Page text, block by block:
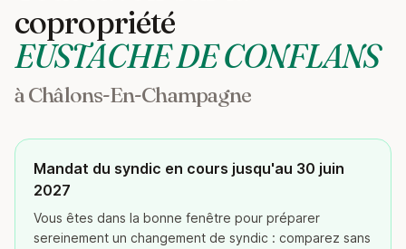
copropriété
EUSTACHE DE CONFLANS
à Châlons-En-Champagne
Mandat du syndic en cours jusqu'au 30 juin
2027
Vous êtes dans la bonne fenêtre pour préparer
sereinement un changement de syndic : comparez sans